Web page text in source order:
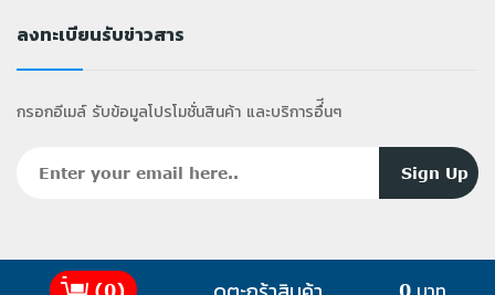
ลงทะเบียนรับข่าวสาร
กรอกอีเมล์ รับข้อมูลโปรโมชั่นสินค้า และบริการอื่ีนๆ
(0) ดูตะกร้าสินค้า 0 บาท